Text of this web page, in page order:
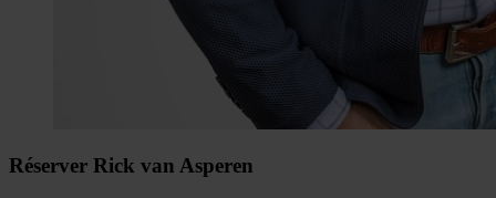
Réserver Rick van Asperen